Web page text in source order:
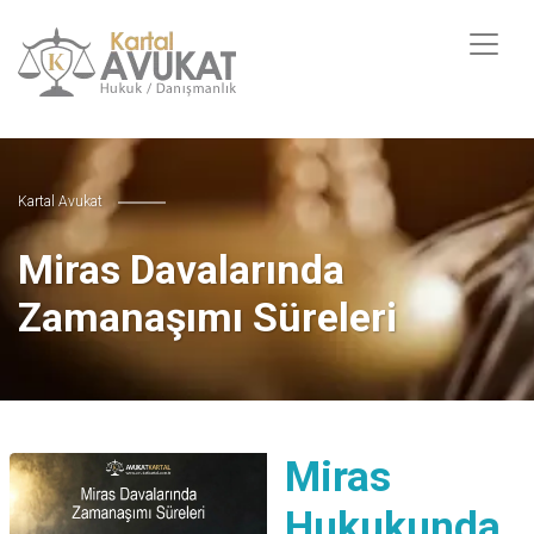
Kartal Avukat
Miras Davalarında
Zamanaşımı Süreleri
Miras